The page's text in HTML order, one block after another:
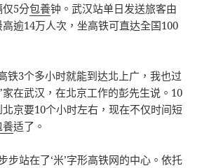
仅5分包養钟。武汉站单日发送旅客由
逾14万人次，坐高铁可直达全国100
铁3个多小时就能到达北上广，我也过
”家在武汉，在北京工作的彭先生说。10
京要10个小时左右，现在不仅时间短
養适了。
步站在了‘米’字形高铁网的中心。依托